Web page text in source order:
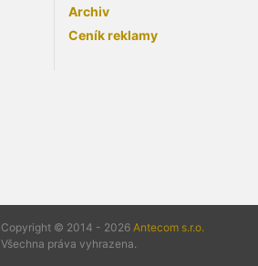
Archiv
Ceník reklamy
Copyright © 2014 - 2026 Antecom s.r.o.
Všechna práva vyhrazena.